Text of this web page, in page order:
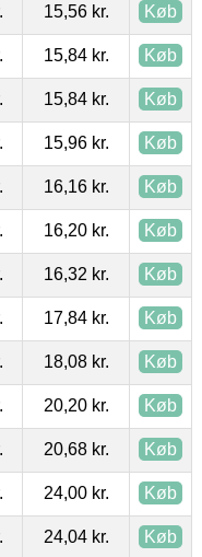
15,56 kr. Køb
15,84 kr. Køb
15,84 kr. Køb
15,96 kr. Køb
16,16 kr. Køb
16,20 kr. Køb
16,32 kr. Køb
17,84 kr. Køb
18,08 kr. Køb
20,20 kr. Køb
20,68 kr. Køb
24,00 kr. Køb
24,04 kr. Køb